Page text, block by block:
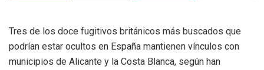
Tres de los doce fugitivos británicos más buscados que
podrían estar ocultos en España mantienen vínculos con
municipios de Alicante y la Costa Blanca, según han